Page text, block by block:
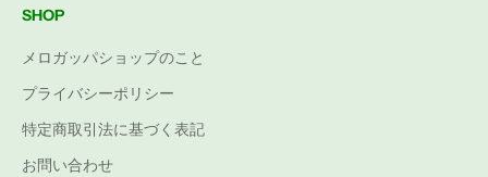
SHOP
メロガッパショップのこと
プライバシーポリシー
特定商取引法に基づく表記
お問い合わせ